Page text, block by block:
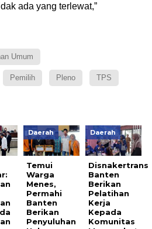
ada yang terlewat,”
Umum
Pemilih Pleno TPS
Daerah
Temui
Warga
Menes,
Permahi
Banten
Berikan
Penyuluhan
Daerah
Disnakertrans
Banten
Berikan
Pelatihan
Kerja
Kepada
Komunitas